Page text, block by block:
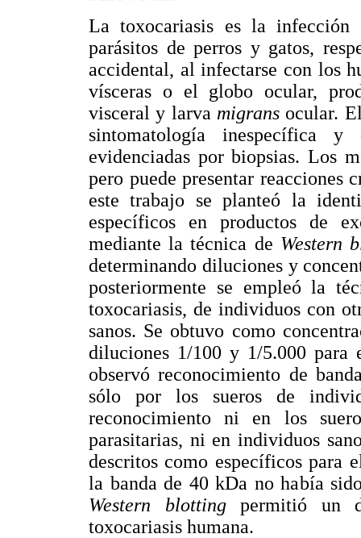
La toxocariasis es la
parásitos de perros y gatos,
accidental, al infectarse con los
vísceras o el globo ocular,
visceral y larva migrans ocular.
sintomatología inespecífica
evidenciadas por biopsias. Los
pero puede presentar reacciones
este trabajo se planteó la
específicos en productos de
mediante la técnica de Western
determinando diluciones y
posteriormente se empleó la
toxocariasis, de individuos con
sanos. Se obtuvo como
diluciones 1/100 y 1/5.000 para
observó reconocimiento de
sólo por los sueros de
reconocimiento ni en los
parasitarias, ni en individuos
descritos como específicos para
la banda de 40 kDa no había
Western blottingpermitió un
toxocariasis humana.